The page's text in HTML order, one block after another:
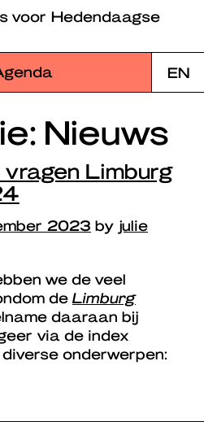
voor Hedendaagse
EN
Nieuws
Limburg
2023 by julie
we de veel
de Limburg
daaraan bij
via de index
onderwerpen: